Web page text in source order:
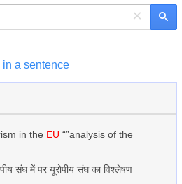
×
in a sentence
in the EU “”analysis of the
संघ में पर यूरोपीय संघ का विश्लेषण